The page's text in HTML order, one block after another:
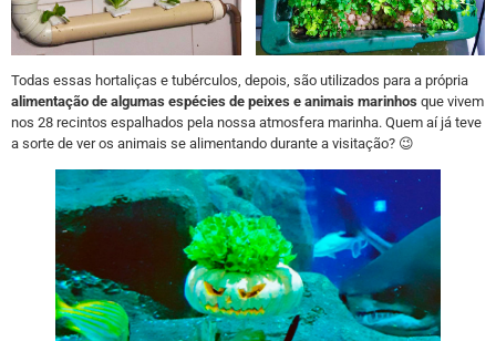
Todas essas hortaliças e tubérculos, depois, são utilizados para a própria
alimentação de algumas espécies de peixes e animais marinhos que vivem
nos 28 recintos espalhados pela nossa atmosfera marinha. Quem aí já teve
a sorte de ver os animais se alimentando durante a visitação? 😉